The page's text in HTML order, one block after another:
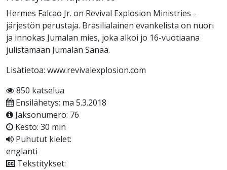
Hermes Falcao Jr. on Revival Explosion Ministries -
järjestön perustaja. Brasilialainen evankelista on nuori
ja innokas Jumalan mies, joka alkoi jo 16-vuotiaana
julistamaan Jumalan Sanaa.
Lisätietoa: www.revivalexplosion.com
850 katselua
Ensilähetys: ma 5.3.2018
Jaksonumero: 76
Kesto: 30 min
Puhutut kielet:
englanti
Tekstitykset: